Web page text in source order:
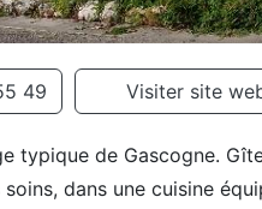
49 Visiter site
typique de Gascogne.
dans une cuisine